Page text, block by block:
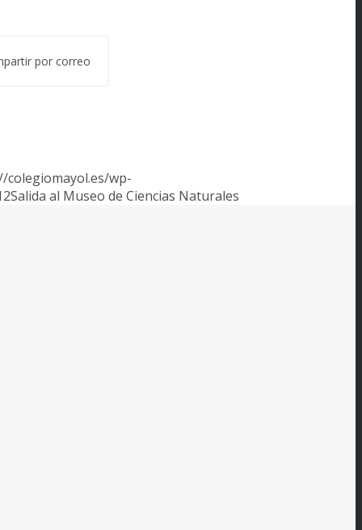
por correo
colegiomayol.es/wp-
Salida al Museo de Ciencias Naturales